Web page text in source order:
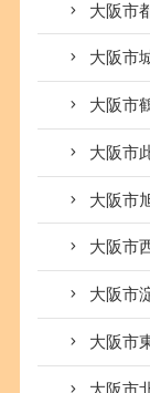
大阪市
大阪市
大阪市
大阪市
大阪市
大阪市
大阪市
大阪市
大阪市